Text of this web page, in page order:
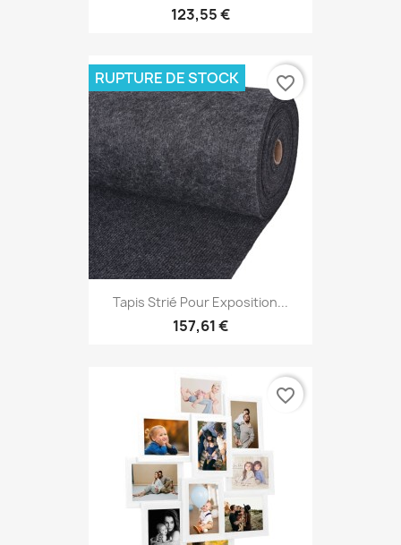
123,55 €
Tapis Strié Pour Exposition...
157,61 €
RUPTURE DE STOCK favorite_border
favorite_border